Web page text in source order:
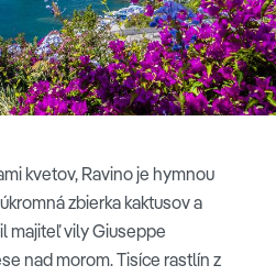
kvetov, Ravino je hymnou
zbierka kaktusov a
majiteľ vily Giuseppe
nad morom. Tisíce rastlín z